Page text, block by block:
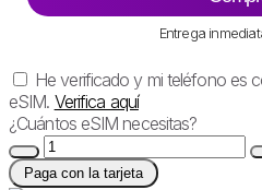
Entrega
He verificado y mi teléfono es
eSIM. Verifica aquí
¿Cuántos eSIM necesitas?
Paga con la tarjeta